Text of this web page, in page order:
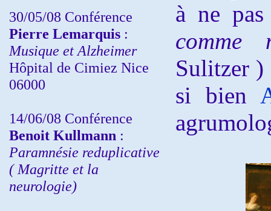
30/05/08 Conférence
Pierre Lemarquis :
Musique et Alzheimer
Hôpital de Cimiez Nice
06000
14/06/08 Conférence
Benoit Kullmann :
Paramnésie reduplicative
( Magritte et la
neurologie)
à ne
Sulitzer )
si bien